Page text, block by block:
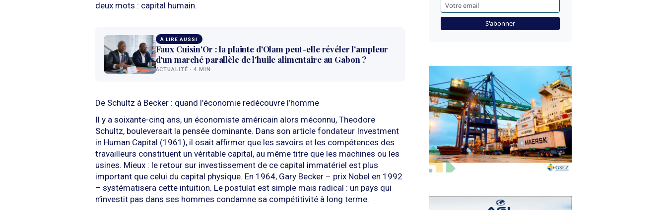
deux mots : capital humain.
À LIRE AUSSI
Faux Cuisin'Or : la plainte d'Olam peut-elle révéler l'ampleur
d'un marché parallèle de l'huile alimentaire au Gabon ?
ACTUALITÉ · 4 MIN
De Schultz à Becker : quand l’économie redécouvre l’homme
Il y a soixante-cinq ans, un économiste américain alors méconnu, Theodore
Schultz, bouleversait la pensée dominante. Dans son article fondateur Investment
in Human Capital (1961), il osait affirmer que les savoirs et les compétences des
travailleurs constituent un véritable capital, au même titre que les machines ou les
usines. Mieux : le retour sur investissement de ce capital immatériel est plus
important que celui du capital physique. En 1964, Gary Becker – prix Nobel en 1992
– systématisera cette intuition. Le postulat est simple mais radical : un pays qui
n’investit pas dans ses hommes condamne sa compétitivité à long terme.
S'abonner